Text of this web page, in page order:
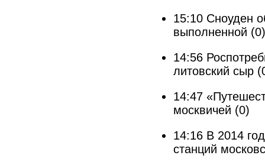
15:10 Сноуден
выполненной (0)
14:56
литовский сыр
14:47
москвичей (0)
14:16 В 2014
станций